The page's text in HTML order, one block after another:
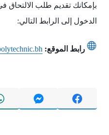
بإمكانك تقديم طلب الالتحاق
الدخول إلى الرابط التالي:
رابط الموقع: